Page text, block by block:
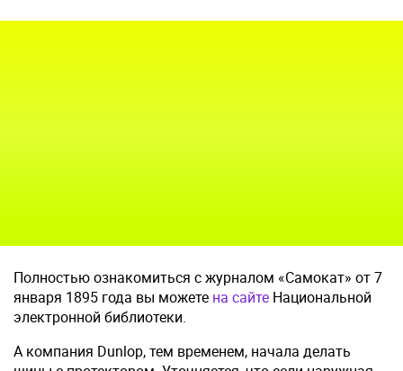
Полностью ознакомиться с журналом «Самокат» от 7
января 1895 года вы можете на сайте Национальной
электронной библиотеки.
А компания Dunlop, тем временем, начала делать